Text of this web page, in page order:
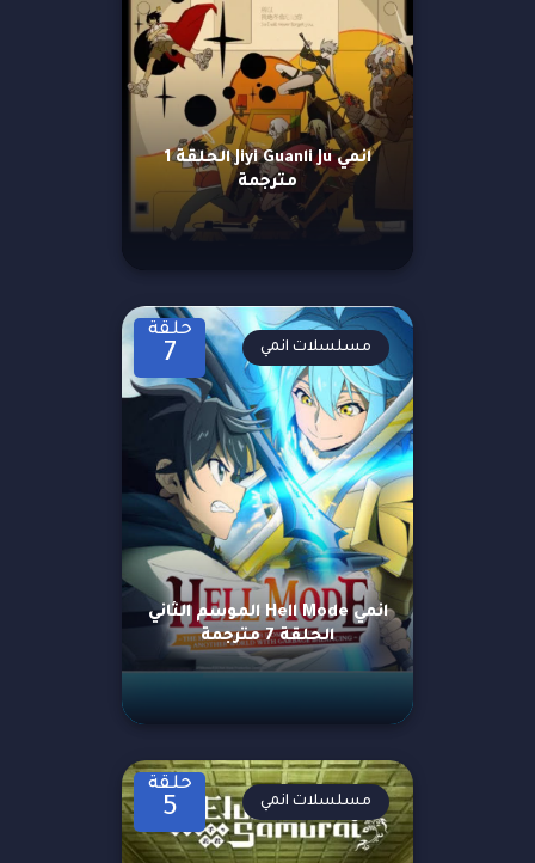
انمي Jiyi Guanli Ju الحلقة 1
مترجمة
حلقة
7
انمي Hell Mode الموسم الثاني
الحلقة 7 مترجمة
مسلسلات انمي
حلقة
5 مسلسلات انمي